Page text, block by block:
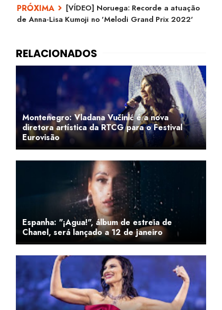
[VÍDEO] Noruega: Recorde a atuação
de Anna-Lisa Kumoji no 'Melodi Grand Prix 2022'
Montenegro: Vladana Vučinić é a nova
diretora artística da RTCG para o Festival
Eurovisão
Espanha: "¡Agua!", álbum de estreia de
Chanel, será lançado a 12 de janeiro